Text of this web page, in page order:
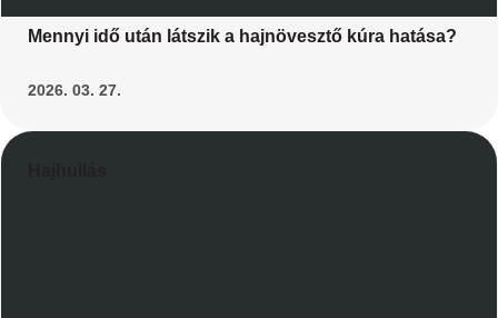
Mennyi idő után látszik a hajnövesztő kúra hatása?
2026. 03. 27.